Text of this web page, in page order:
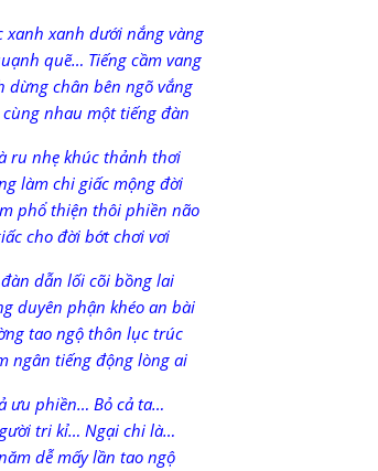
xanh xanh dưới nắng vàng
quẽ… Tiếng cầm vang
dừng chân bên ngõ vắng
cùng nhau một tiếng đàn
ru nhẹ khúc thảnh thơi
làm chi giấc mộng đời
phổ thiện thôi phiền não
cho đời bớt chơi vơi
đàn dẫn lối cõi bồng lai
duyên phận khéo an bài
tao ngộ thôn lục trúc
ngân tiếng động lòng ai
ưu phiền… Bỏ cả ta…
tri kỉ… Ngại chi là…
dễ mấy lần tao ngộ